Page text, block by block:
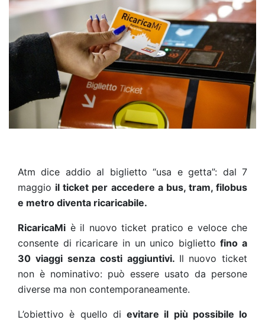
Atm dice addio al biglietto “usa e getta”: dal 7
maggio il ticket per accedere a bus, tram, filobus
e metro diventa ricaricabile.
RicaricaMi è il nuovo ticket pratico e veloce che
consente di ricaricare in un unico bigliettofino a
30 viaggi senza costi aggiuntivi. Il nuovo ticket
non è nominativo: può essere usato da persone
diverse ma non contemporaneamente.
L’obiettivo è quello di evitare il più possibile lo